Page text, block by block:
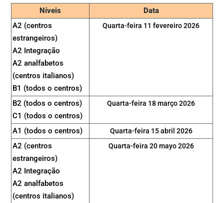
Níveis
Data
A2 (centros
estrangeiros)
A2 Integração
A2 analfabetos
(centros italianos)
B1 (todos o centros)
Quarta-feira 11 fevereiro 2026
B2 (todos o centros)
C1 (todos o centros)
Quarta-feira 18 março 2026
A1 (todos o centros) Quarta-feira 15 abril 2026
A2 (centros
estrangeiros)
A2 Integração
A2 analfabetos
(centros italianos)
Quarta-feira 20 mayo 2026